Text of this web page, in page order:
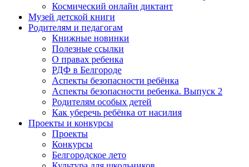
Космический онлайн диктант
Музей детской книги
Родителям и педагогам
Книжные новинки
Полезные ссылки
О правах ребенка
РДФ в Белгороде
Аспекты безопасности ребёнка
Аспекты безопасности ребенка. Выпуск 2
Родителям особых детей
Как уберечь ребёнка от насилия
Проекты и конкурсы
Проекты
Конкурсы
Белгородское лето